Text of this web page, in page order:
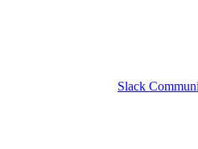
Slack